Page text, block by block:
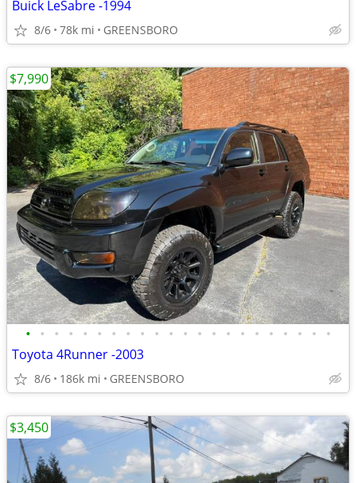
Buick LeSabre -1994
8/6 78k mi GREENSBORO
• • • • • • • • • • • • • • • • • • • • • •
Toyota 4Runner -2003
8/6 186k mi GREENSBORO
$7,990
$3,450